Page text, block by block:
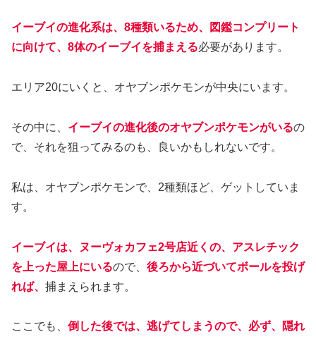
イーブイの進化系は、8種類いるため、図鑑コンプリート
に向けて、8体のイーブイを捕まえる必要があります。
エリア20にいくと、オヤブンポケモンが中央にいます。
その中に、 イーブイの進化後のオヤブンポケモンがいるの
で、それを狙ってみるのも、良いかもしれないです。
私は、オヤブンポケモンで、2種類ほど、ゲットしていま
す。
イーブイは、ヌーヴォカフェ2号店近くの、アスレチック
を上った屋上にいるので、 後ろから近づいてボールを投げ
れば、 捕まえられます。
ここでも、 倒した後では、逃げてしまうので、必ず、隠れ